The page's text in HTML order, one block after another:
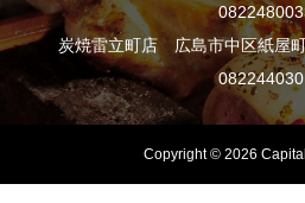
炭焼雷立町店 広島市中区紙
Copyright © 2026